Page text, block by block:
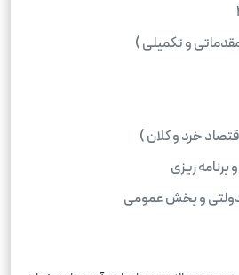
و تکمیلی )
خرد و کلان )
ریزی
و بخش عمومی